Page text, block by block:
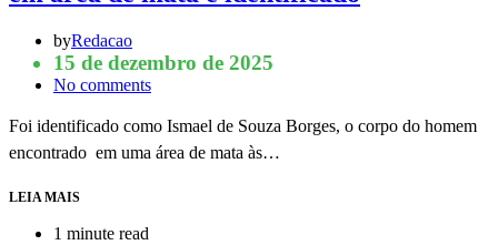
byRedacao
15 de dezembro de 2025
No comments
Foi identificado como Ismael de Souza Borges, o corpo do homem
encontrado em uma área de mata às…
LEIA MAIS
1 minute read